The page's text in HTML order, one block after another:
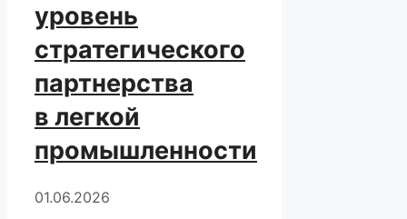
уровень
стратегического
партнерства
в легкой
промышленности
01.06.2026